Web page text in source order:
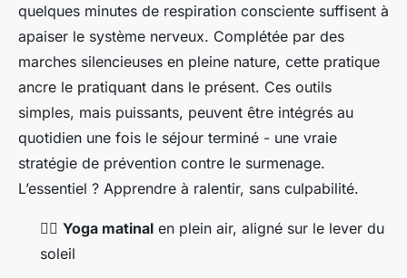
quelques minutes de respiration consciente suffisent à
apaiser le système nerveux. Complétée par des
marches silencieuses en pleine nature, cette pratique
ancre le pratiquant dans le présent. Ces outils
simples, mais puissants, peuvent être intégrés au
quotidien une fois le séjour terminé - une vraie
stratégie de prévention contre le surmenage.
L’essentiel ? Apprendre à ralentir, sans culpabilité.
🧘‍♀️ Yoga matinal en plein air, aligné sur le lever du
soleil